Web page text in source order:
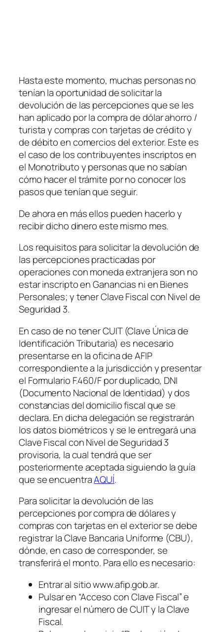
Hasta este momento, muchas personas no
tenían la oportunidad de solicitar la
devolución de las percepciones que se les
han aplicado por la compra de dólar ahorro /
turista y compras con tarjetas de crédito y
de débito en comercios del exterior. Este es
el caso de los contribuyentes inscriptos en
el Monotributo y personas que no sabían
cómo hacer el trámite por no conocer los
pasos que tenían que seguir.
De ahora en más ellos pueden hacerlo y
recibir dicho dinero este mismo mes.
Los requisitos para solicitar la devolución de
las percepciones practicadas por
operaciones con moneda extranjera son no
estar inscripto en Ganancias ni en Bienes
Personales; y tener Clave Fiscal con Nivel de
Seguridad 3.
En caso de no tener CUIT(Clave Única de
Identificación Tributaria) es necesario
presentarse en la oficina de AFIP
correspondiente a la jurisdicción y presentar
el Formulario F.460/F por duplicado, DNI
(Documento Nacional de Identidad) y dos
constancias del domicilio fiscal que se
declara. En dicha delegación se registrarán
los datos biométricos y se le entregará una
Clave Fiscal con Nivel de Seguridad 3
provisoria, la cual tendrá que ser
posteriormente aceptada siguiendo la guía
que se encuentraAQUÍ.
Para solicitar la devolución de las
percepciones por compra de dólares y
compras con tarjetas en el exterior se debe
registrar la Clave Bancaria Uniforme (CBU),
dónde, en caso de corresponder, se
transferirá el monto. Para ello es necesario:
Entrar al sitio www.afip.gob.ar.
Pulsar en “Acceso con Clave Fiscal” e
ingresar el número de CUIT y la Clave
Fiscal.